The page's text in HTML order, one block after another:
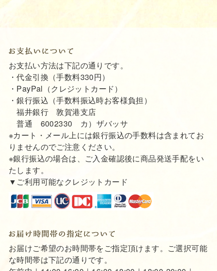
お支払い方法は下記の通りです。
・代金引換（手数料330円）
・PayPal（クレジットカード）
・銀行振込（手数料振込時お客様負担）
福井銀行 敦賀港支店
普通 6002330 カ）ザバッサ
※カート・メール上には銀行振込の手数料は含まれてお
りませんのでご注意ください。
※銀行振込の場合は、ご入金確認後に商品発送手配をい
たします。
▼ご利用可能なクレジットカード
お届けご希望のお時間帯をご指定頂けます。ご選択可能
な時間帯は下記の通りです。